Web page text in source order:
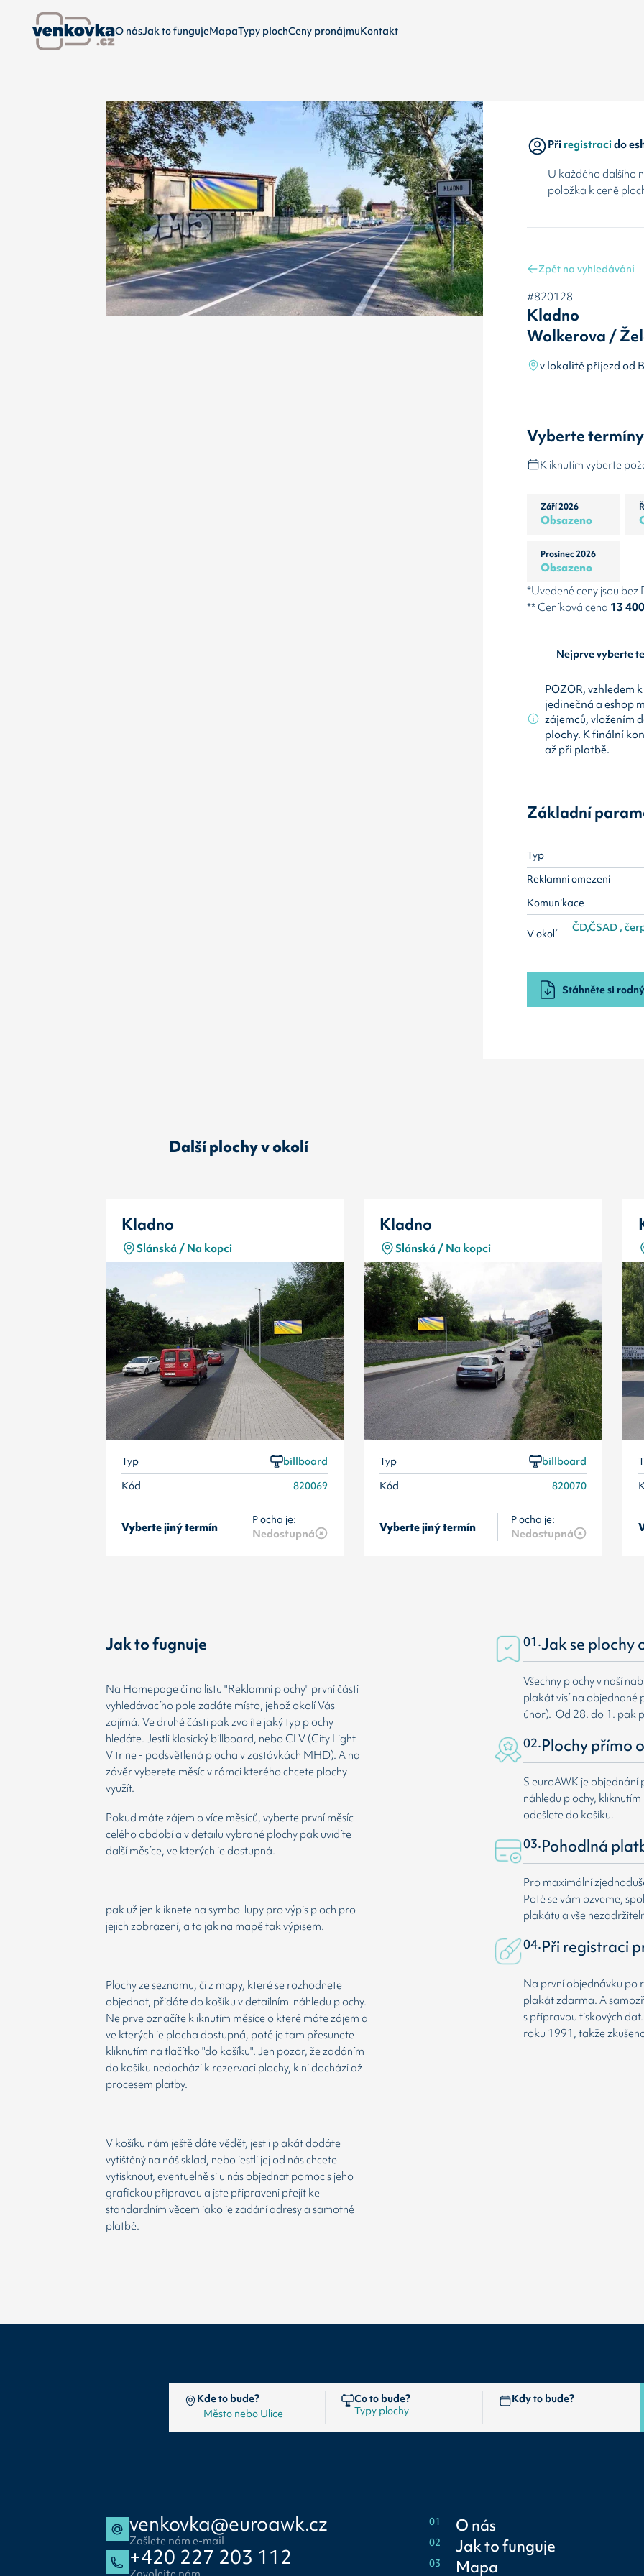
O násJak to fungujeMapaTypy plochCeny pronájmuKontakt
Přiregistracido
U každého dalšího
položka k ceně
Zpět na vyhledávání
#820128
Kladno
Wolkerova /
v lokalitě příjezd od
Vyberte
Kliknutím vyberte
Září 2026
Obsazeno
Prosinec 2026
Obsazeno
*Uvedené ceny jsou bez
** Ceníková cena 13 400
Nejprve vyberte
POZOR, vzhledem
jedinečná a eshop
zájemců, vložením
plochy. K finální
až při platbě.
Základní
Typ
Reklamní omezení
Komunikace
V okolí
ČD,ČSAD ,
Stáhněte si
Další plochy v okolí
Kladno
Slánská / Na kopci
Typ
billboard
Kód
820069
Vyberte jiný termín Plocha je:
Nedostupná
Kladno
Slánská / Na kopci
Typ
billboard
Kód
820070
Vyberte jiný termín Plocha je:
Nedostupná
Jak to fugnuje
Na Homepage či na listu "Reklamní plochy" první části
vyhledávacího pole zadáte místo, jehož okolí Vás
zajímá. Ve druhé části pak zvolíte jaký typ plochy
hledáte. Jestli klasický billboard, nebo CLV (City Light
Vitrine - podsvětlená plocha v zastávkách MHD). A na
závěr vyberete měsíc v rámci kterého chcete plochy
využít.
Pokud máte zájem o více měsíců, vyberte první měsíc
celého období a v detailu vybrané plochy pak uvidíte
další měsíce, ve kterých je dostupná.
pak už jen kliknete na symbol lupy pro výpis ploch pro
jejich zobrazení, a to jak na mapě tak výpisem.
Plochy ze seznamu, či z mapy, které se rozhodnete
objednat, přidáte do košíku v detailním náhledu plochy.
Nejprve označíte kliknutím měsíce o které máte zájem a
ve kterých je plocha dostupná, poté je tam přesunete
kliknutím na tlačítko "do košíku". Jen pozor, že zadáním
do košíku nedochází k rezervaci plochy, k ní dochází až
procesem platby.
V košíku nám ještě dáte vědět, jestli plakát dodáte
vytištěný na náš sklad, nebo jestli jej od nás chcete
vytisknout, eventuelně si u nás objednat pomoc s jeho
grafickou přípravou a jste připraveni přejít ke
standardním věcem jako je zadání adresy a samotné
platbě.
01.Jak se plochy
Všechny plochy v naší
plakát visí na objednané
únor). Od 28. do 1. pak
02.Plochy přímo
S euroAWK je objednání
náhledu plochy,
odešlete do košíku.
03.Pohodlná
Pro maximální
Poté se vám ozveme,
plakátu a vše
04.Při registraci
Na první objednávku po
plakát zdarma. A
s přípravou tiskových
roku 1991, takže
Kde to bude? Co to bude? Kdy to bude?
venkovka@euroawk.cz
Zašlete nám e-mail
+420 227 203 112
01 O nás
02 Jak to funguje
03 Mapa